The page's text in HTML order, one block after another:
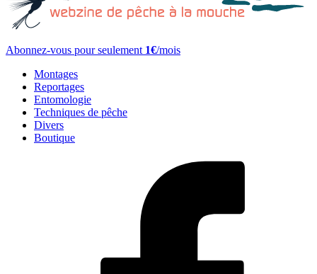
Abonnez-vous pour seulement 1€/mois
Montages
Reportages
Entomologie
Techniques de pêche
Divers
Boutique